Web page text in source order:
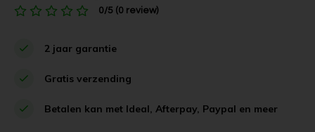
0/5 (0 review)
2 jaar garantie
Gratis verzending
Betalen kan met Ideal, Afterpay, Paypal en meer